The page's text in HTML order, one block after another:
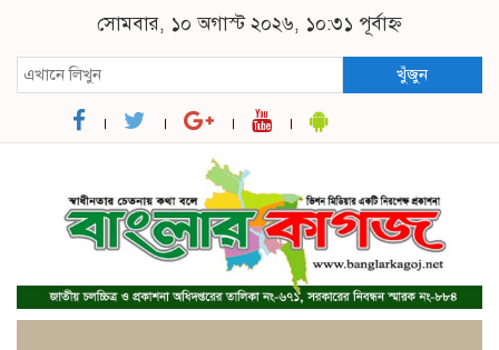
সোমবার, ১০ অগাস্ট ২০২৬, ১০:৩১ পূর্বাহ্ন
খুঁজুন